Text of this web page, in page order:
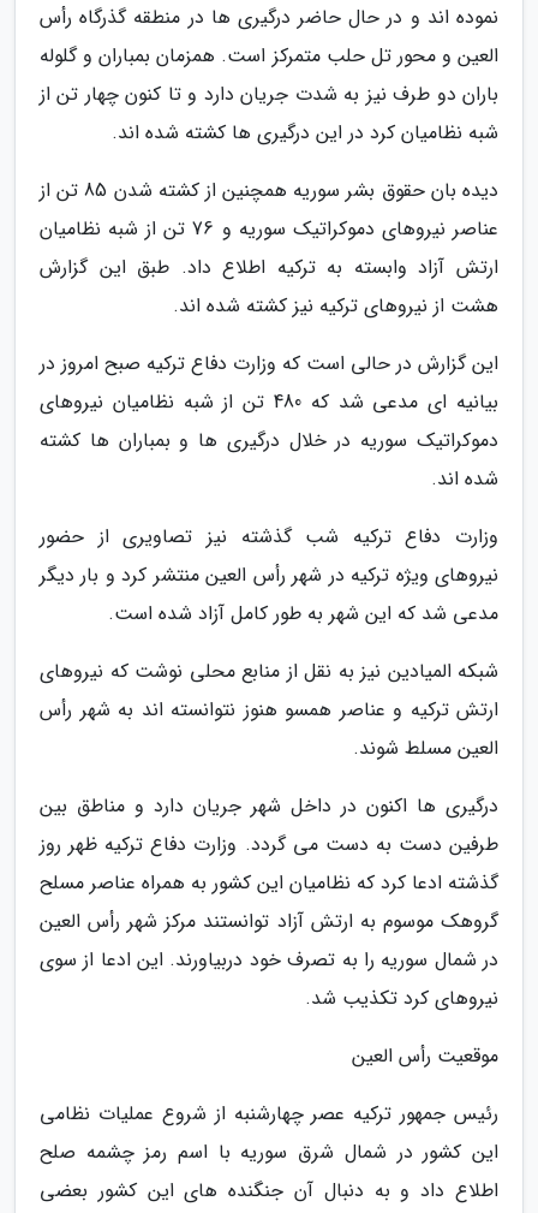
نموده اند و در حال حاضر درگیری ها در منطقه گذرگاه رأس
العین و محور تل حلب متمرکز است. همزمان بمباران و گلوله
باران دو طرف نیز به شدت جریان دارد و تا کنون چهار تن از
شبه نظامیان کرد در این درگیری ها کشته شده اند.
دیده بان حقوق بشر سوریه همچنین از کشته شدن 85 تن از
عناصر نیروهای دموکراتیک سوریه و 76 تن از شبه نظامیان
ارتش آزاد وابسته به ترکیه اطلاع داد. طبق این گزارش
هشت از نیروهای ترکیه نیز کشته شده اند.
این گزارش در حالی است که وزارت دفاع ترکیه صبح امروز در
بیانیه ای مدعی شد که 480 تن از شبه نظامیان نیروهای
دموکراتیک سوریه در خلال درگیری ها و بمباران ها کشته
شده اند.
وزارت دفاع ترکیه شب گذشته نیز تصاویری از حضور
نیروهای ویژه ترکیه در شهر رأس العین منتشر کرد و بار دیگر
مدعی شد که این شهر به طور کامل آزاد شده است.
شبکه المیادین نیز به نقل از منابع محلی نوشت که نیروهای
ارتش ترکیه و عناصر همسو هنوز نتوانسته اند به شهر رأس
العین مسلط شوند.
درگیری ها اکنون در داخل شهر جریان دارد و مناطق بین
طرفین دست به دست می گردد. وزارت دفاع ترکیه ظهر روز
گذشته ادعا کرد که نظامیان این کشور به همراه عناصر مسلح
گروهک موسوم به ارتش آزاد توانستند مرکز شهر رأس العین
در شمال سوریه را به تصرف خود دربیاورند. این ادعا از سوی
نیروهای کرد تکذیب شد.
موقعیت رأس العین
رئیس جمهور ترکیه عصر چهارشنبه از شروع عملیات نظامی
این کشور در شمال شرق سوریه با اسم رمز چشمه صلح
اطلاع داد و به دنبال آن جنگنده های این کشور بعضی